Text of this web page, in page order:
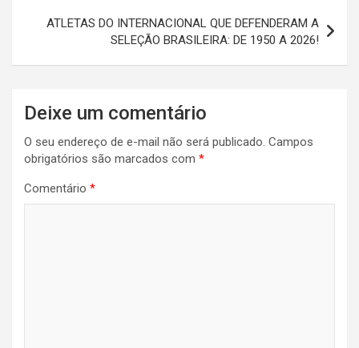
PostATLETAS DO INTERNACIONAL QUE DEFENDERAM A
SELEÇÃO BRASILEIRA: DE 1950 A 2026!
Deixe um comentário
O seu endereço de e-mail não será publicado. Campos
obrigatórios são marcados com *
Comentário *